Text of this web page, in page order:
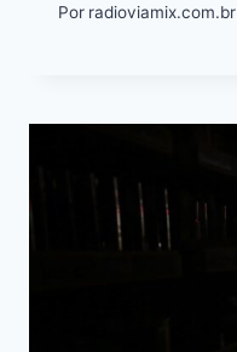
Por radioviamix.com.br